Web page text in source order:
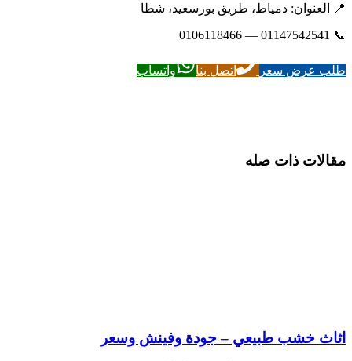
📍 العنوان: دمياط، طريق بورسعيد، شطا
📞 01147542541 — 0106118466
طلب عرض سعر اتصل بنا واتساب
مقالات ذات صله
اثاث خشب طبيعي – جودة وفينش وسعر